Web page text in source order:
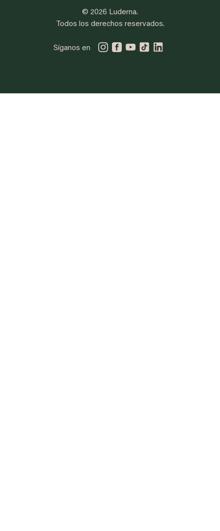
© 2026 Luderna.
Todos los derechos reservados.
Síganos en